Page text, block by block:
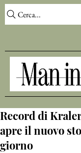
Cerca...
Record di
apre il nuovo
giorno